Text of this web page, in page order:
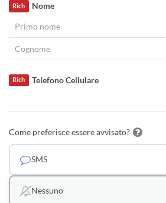
Nome
Rich
Telefono Cellulare
Rich
Come preferisce essere avvisato?
SMS
Nessuno